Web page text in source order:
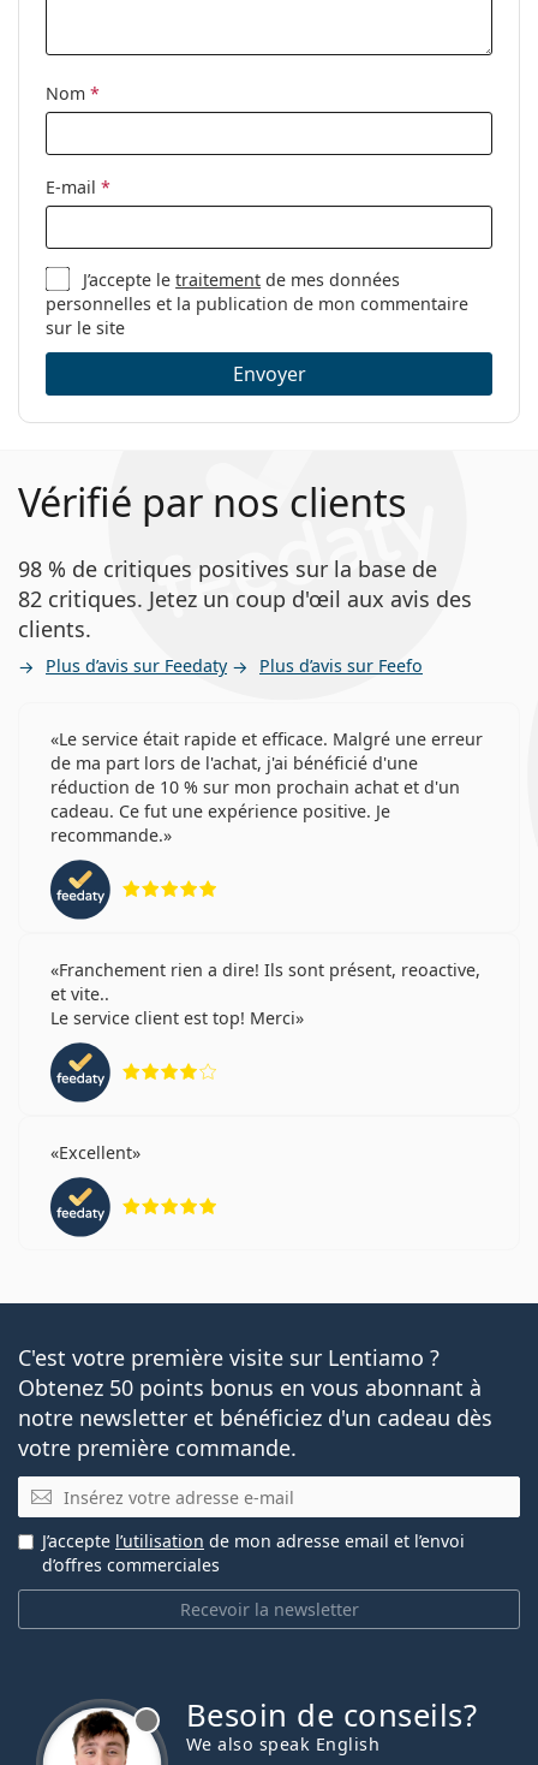
nettoyage:
Autres
Catégorie:
Marque:
Code:
Nom *
E-mail *
J’accepte letraitement de mes données
personnelles et la publication de mon commentaire
sur le site
Envoyer
Vérifié par nos clients
98 % de critiques positives sur la base de
82 critiques. Jetez un coup d'œil aux avis des
clients.
Plus d’avis sur Feedaty Plus d’avis sur Feefo
Le service était rapide et efficace. Malgré une erreur
de ma part lors de l'achat, j'ai bénéficié d'une
réduction de 10 % sur mon prochain achat et d'un
cadeau. Ce fut une expérience positive. Je
recommande.
Franchement rien a dire! Ils sont présent, reoactive,
et vite..
Le service client est top! Merci
Excellent
C'est votre première visite sur Lentiamo ?
Obtenez 50 points bonus en vous abonnant à
notre newsletter et bénéficiez d'un cadeau dès
votre première commande.
E-mail
Recevoir la newsletter
J’accepte l’utilisation de mon adresse email et l’envoi
d’offres commerciales
Besoin de conseils?
We also speak English